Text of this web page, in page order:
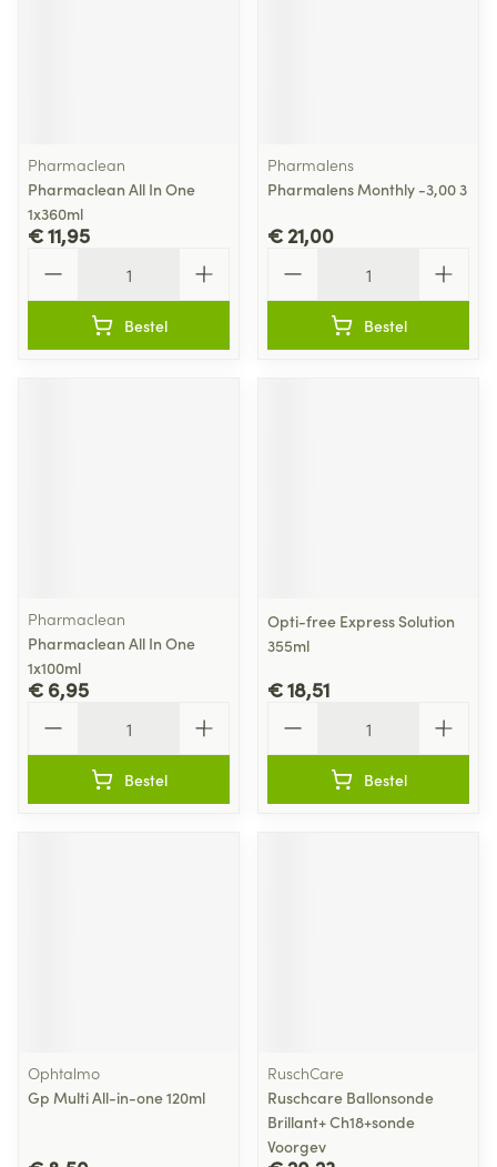
Pharmaclean
Pharmaclean All In One
1x360ml
€ 11,95
Bestel
Pharmalens
Pharmalens Monthly -3,00 3
€ 21,00
Bestel
Pharmaclean
Pharmaclean All In One
1x100ml
€ 6,95
Bestel
Opti-free Express Solution
355ml
€ 18,51
Bestel
Ophtalmo
Gp Multi All-in-one 120ml
RuschCare
Ruschcare Ballonsonde
Brillant+ Ch18+sonde
Voorgev